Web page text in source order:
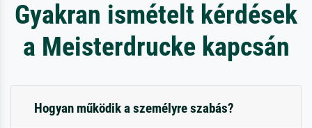
Gyakran ismételt kérdések
a Meisterdrucke kapcsán
Hogyan működik a személyre szabás?